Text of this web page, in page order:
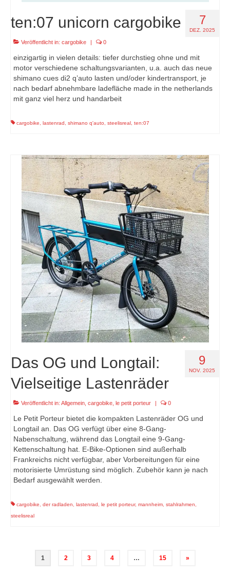
7
DEZ. 2025
ten:07 unicorn cargobike
Veröffentlicht in: cargobike | 0
einzigartig in vielen details: tiefer durchstieg ohne und mit
motor verschiedene schaltungsvarianten, u.a. auch das neue
shimano cues di2 q’auto lasten und/oder kindertransport, je
nach bedarf abnehmbare ladefläche made in the netherlands
mit ganz viel herz und handarbeit
cargobike lastenrad shimano q'auto steelisreal ten:07
9
NOV. 2025
Das OG und Longtail:
Vielseitige Lastenräder
Veröffentlicht in: Allgemein cargobike le petit porteur | 0
Le Petit Porteur bietet die kompakten Lastenräder OG und
Longtail an. Das OG verfügt über eine 8-Gang-
Nabenschaltung, während das Longtail eine 9-Gang-
Kettenschaltung hat. E-Bike-Optionen sind außerhalb
Frankreichs nicht verfügbar, aber Vorbereitungen für eine
motorisierte Umrüstung sind möglich. Zubehör kann je nach
Bedarf ausgewählt werden.
cargobike der radladen lastenrad le petit porteur, mannheim stahlrahmen
steelisreal
Seitennummerierung
1 2 3 4 … 15 »